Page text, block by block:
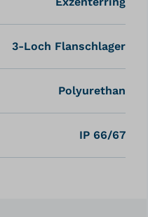
3-Loch Flanschlager
Polyurethan
IP 66/67